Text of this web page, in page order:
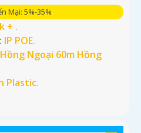
Mại: 5%-35%
+ .
IP POE.
Hồng Ngoại 60m Hồng
Plastic.